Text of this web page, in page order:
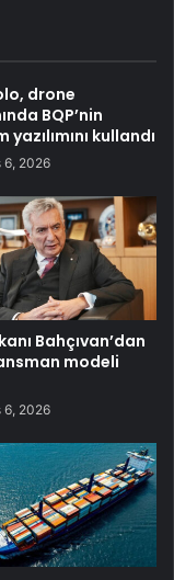
drone
BQP’nin
kullandı
6, 2026
Bahçıvan’dan
modeli
6, 2026